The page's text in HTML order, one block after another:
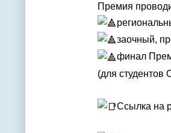
Премия
заочный,
финал
(для студентов
Ссылка на